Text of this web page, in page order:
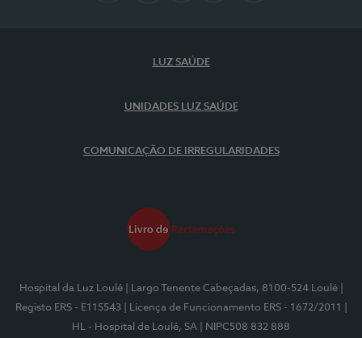
LUZ SAÚDE
UNIDADES LUZ SAÚDE
COMUNICAÇÃO DE IRREGULARIDADES
Hospital da Luz Loulé | Largo Tenente Cabeçadas, 8100-524 Loulé
Registo ERS - E115543
| Licença de Funcionamento ERS - 1672/2011
HL - Hospital de Loulé, SA
| NIPC508 832 888